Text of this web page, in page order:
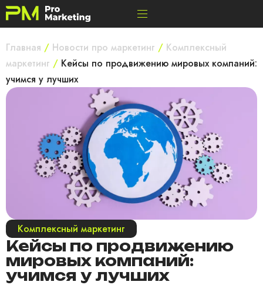
Главная / Новости про маркетинг / Комплексный
маркетинг / Кейсы по продвижению мировых компаний:
учимся у лучших
Комплексный маркетинг
Кейсы по продвижению
мировых компаний:
учимся у лучших